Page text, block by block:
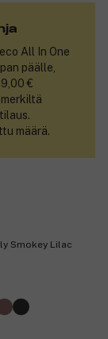
Artdeco
peräisin
sisältää 80-
auttavat
ja
All In One
päälle,
€
määrä.
Smokey Lilac